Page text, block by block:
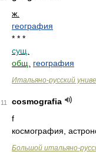
ж.
география
* * *
сущ.
общ.
география
Итальяно-русский
11
cosmografia
f
космография,
Большой итальяно-